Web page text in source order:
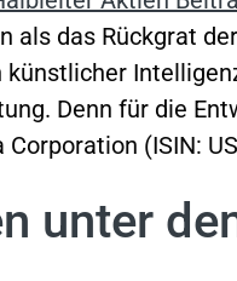
als das Rückgrat
künstlicher
Denn für die
(ISIN:
unter